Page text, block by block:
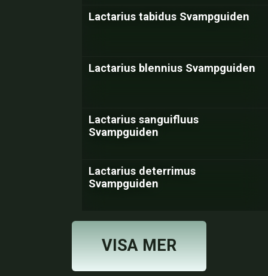
Lactarius tabidus Svampguiden
Lactarius blennius Svampguiden
Lactarius sanguifluus
Svampguiden
Lactarius deterrimus
Svampguiden
VISA MER